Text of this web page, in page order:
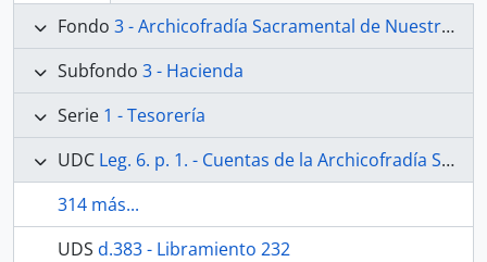
Fondo 3 - Archicofradía Sacramental de Nuestra Señora de los Dolores
Subfondo 3 - Hacienda
Serie 1 - Tesorería
UDC Leg. 6. p. 1. - Cuentas de la Archicofradía Sacramental de Nuestra Señora de los Dolores de la Parroquia de San Juan de Málaga. Desde 20 de enero de 1891 al 31 de diciembre de 1897. Contiene además las relaciones de hermanos de 1890 y 1892.
314 más...
UDS d.383 - Libramiento 232